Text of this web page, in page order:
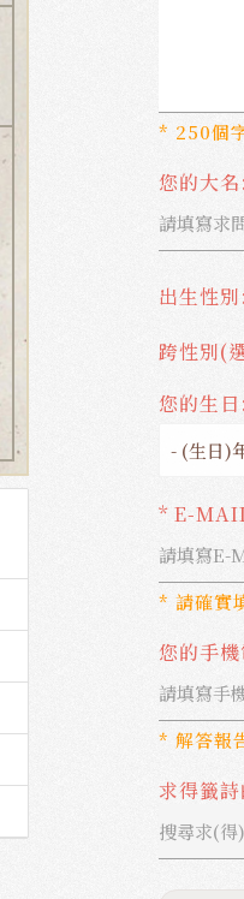
* 250個
您的大名:
出生性別:
跨性別(
您的生日:
* E-
* 請確實
您的手
* 解答報
求得籤